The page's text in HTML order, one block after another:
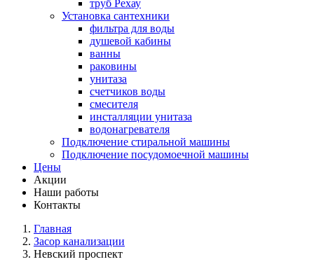
труб Рехау
Установка сантехники
фильтра для воды
душевой кабины
ванны
раковины
унитаза
счетчиков воды
смесителя
инсталляции унитаза
водонагревателя
Подключение стиральной машины
Подключение посудомоечной машины
Цены
Акции
Наши работы
Контакты
Главная
Засор канализации
Невский проспект